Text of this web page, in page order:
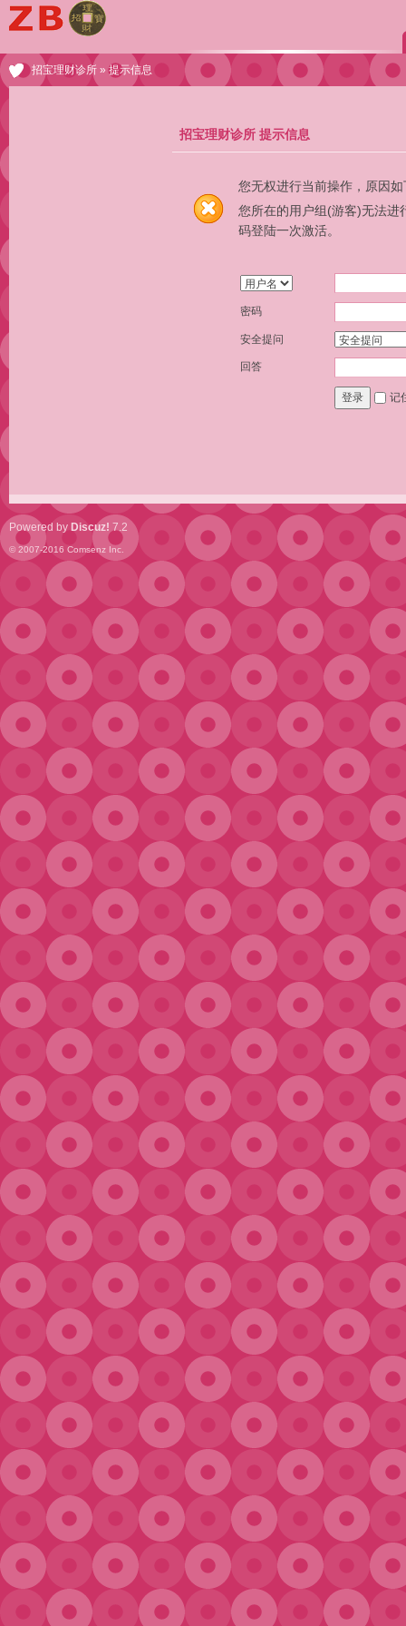
招宝理财诊所 » 提示信息
招宝理财诊所 提示信息
您无权进行当前操作，原因如
您所在的用户组(游客)无法进
码登陆一次激活。
密码
安全提问
回答
登录 记
Powered by Discuz! 7.2
© 2007-2016 Comsenz Inc.